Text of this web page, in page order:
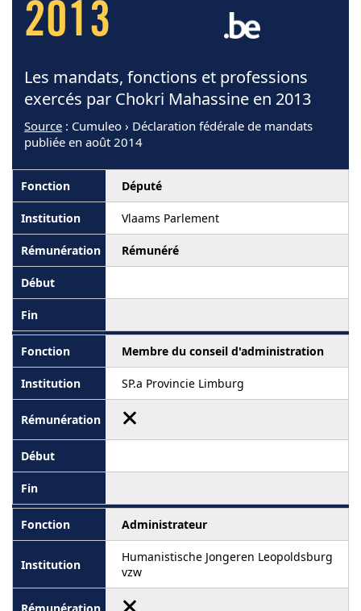
2013
Les mandats, fonctions et professions
exercés par Chokri Mahassine en 2013
Source : Cumuleo › Déclaration fédérale de mandats
publiée en août 2014
Député
Vlaams Parlement
Rémunéré
Membre du conseil d'administration
SP.a Provincie Limburg
Administrateur
Humanistische Jongeren Leopoldsburg
vzw